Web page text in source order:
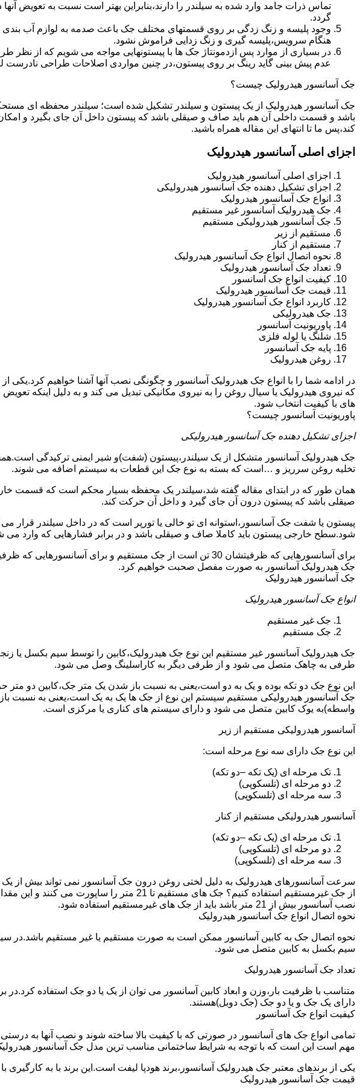
تماس ذرات جامد وارد شده به سیلندر را دارند،بنابراین بهتر است نسبت به تعویض
گردد.
وجود پلیسه و زنگ زدگی بر روی قسمتهای مختلف جک باعث صدمه به لوازم آب بندی
هنگام سرویس،پلیسه گیری و زنگ زدایی فراموش نشود.
در بسیاری از موارد پس ازدمونتاژ جک ها با پیستونهایی مواجه می شویم که از نظر
عدم پیش بینی گاید رینگ بر روی پیستون،در چنین مواردی اصلاحات طراحی نادرست
جک آسانسور هیدرولیک چیست؟
جک آسانسور هیدرولیک از یک پیستون و سیلندر تشکیل شده است؛ سیلندر محفظه ای
باشد و قسمت داخلی آن هم باید صاف و صیقلی باشد که پیستون داخل آن جای بگیرد و
کند،پس ما تا انتهای این مقاله همراه باشید.
اجزای اصلی آسانسور هیدرولیک
اجزای اصلی آسانسور هیدرولیک
اجزای تشکیل دهنده جک آسانسور هیدرولیکی
انواع جک آسانسور هیدرولیک
جک هیدرولیک آسانسور غیر مستقیم
جک آسانسور هیدرولیکی مستقیم
مستقیم از زیر
مستقیم از کنار
نحوه اتصال انواع جک آسانسور هیدرولیک
تعداد جک آسانسور هیدرولیک
کیفیت انواع جک آسانسور
قیمت جک آسانسور هیدرولیک
کاربرد انواع جک آسانسور هیدرولیک
جک هیدرولیکی
پاوریونیت آسانسور
شلنگ یا لوله فلزی
پایه جک آسانسور
روغن هیدرولیک
در ادامه شما را با انواع جک هیدرولیک آسانسور و چگونگی نصب آنها آشنا خواهیم
که نیروی هیدرولیک یا سیال روغن را به نیروی مکانیکی تبدیل می کند و به دلیل اینکه
های با کیفیت انتخاب شود.
پاوریونیت آسانسور چیست؟
اجزای تشکیل دهنده جک آسانسور هیدرولیکی
جک هیدرولیک آسانسور متشکل از یک سیلندر،پیستون (شفت)و شیر ایمنی ترکیدگی
تخلیه روغن سرریز و …است که بسته به نوع جک این قطعات به سیستم اضافه می شوند.
همان طور که در ابتدای مقاله گفته شد،سیلندر یک محفظه بسیار محکم است که قسمت
صیقلی باشد که پیستون درون آن جای گیرد و داخل آن حرکت کند.
پیستون یا شفت جک آسانسور،استوانه ای تو خالی یا تورپر است که در داخل سیلندر
شود.سطح خارجی پیستون باید کاملا صاف و صیقلی باشد و در برابر فشارهایی که وارد می
جک هیدرولیک آسانسور به صورت مفصل صحبت خواهیم کرد.
جک آسانسور هیدرولیک
انواع جک آسانسور هیدرولیک
جک غیر مستقیم
جک مستقیم
جک هیدرولیک آسانسور غیر مستقیم این نوع جک هیدرولیک،کابین را توسط سیم بکسل یا
طرفی به چاهک متصل می شود و از طرفی دیگر به کاراسلینگ وصل می شود.
این نوع جک دو تکه بوده و یک به دو است،یعنی به نسبت باز شدن یک متر جک،کابین دو متر
جک آسانسور هیدرولیکی مستقیم سیستم این نوع از جک ها یک به یک است،یعنی به نسبت
واسطه)به یوک کابین متصل می شود و دارای سیستم های کناری یا مرکزی است.
آسانسور هیدرولیکی مستقیم از زیر
این نوع جک دارای سه نوع مرحله است:
تک مرحله ای (یک تکه –دو تکه)
دو مرحله ای (تلسکوپی)
سه مرحله ای (تلسکوپی)
آسانسور هیدرولیکی مستقیم از کنار
تک مرحله ای (یک تکه –دو تکه)
دو مرحله ای (تلسکوپی)
سه مرحله ای (تلسکوپی)
سرعت آسانسورهای هیدرولیک به دلیل لختی روغن درون جک آسانسور نمی تواند بیش از
نصب آسانسور بیش از 21 متر باشد باید از جک های غیرمستقیم استفاده شود.
نحوه اتصال انواع جک آسانسور هیدرولیک
نحوه اتصال جک به کابین آسانسور ممکن است به صورت مستقیم یا غیر مستقیم
سیم بکسل به کابین متصل می شود.
تعداد جک آسانسور هیدرولیک
متناسب با ظرفیت بار،وزن و ابعاد کابین آسانسور می توان از یک یا دو جک استفاده
دارای یک جک و یا دو جک (جک دوبل)هستند.
کیفیت انواع جک آسانسور
تمامی انواع جک های آسانسور در صورتی که با کیفیت بالا ساخته شوند و نصب آنها به
مهم است این است که با توجه به شرایط ساختمانی مناسب ترین مدل جک آسانسور
یکی از برندهای معتبر جک هیدرولیک آسانسور،برند هودپا لیفت است.این برند با به
قیمت جک آسانسور هیدرولیک